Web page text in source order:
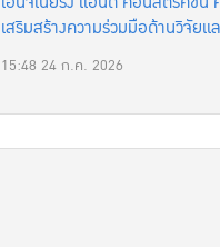
เสริมสร้างความร่วมมือด้านวิจัย
15:48 24 ก.ค. 2026